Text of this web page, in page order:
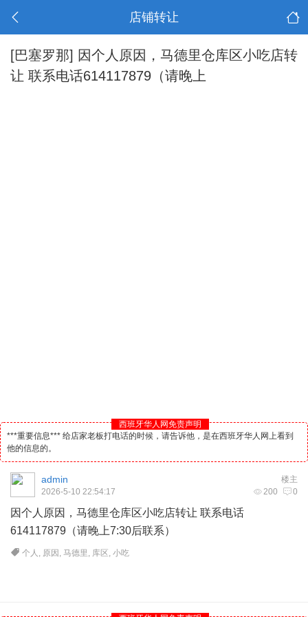
店铺转让
[巴塞罗那] 因个人原因，马德里仓库区小吃店转
让 联系电话614117879（请晚上
西班牙华人网免责声明
***重要信息*** 给店家老板打电话的时候，请告诉他，是在西班牙华人网上看到
他的信息的。
楼主
admin
200 0
2026-5-10 22:54:17
因个人原因， 马德里仓库区小吃店转让 联系电话
614117879（请晚上7:30后联系）
个人 , 原因 ,马德里 , 库区 ,小吃